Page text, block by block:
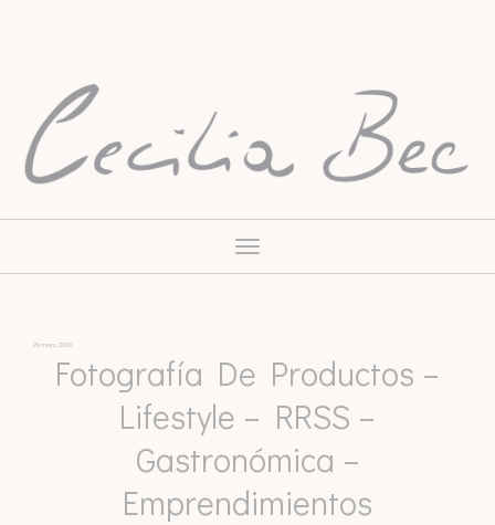
Toggle
navigation
29 mayo, 2020
Fotografía De Productos –
Lifestyle – RRSS –
Gastronómica –
Emprendimientos